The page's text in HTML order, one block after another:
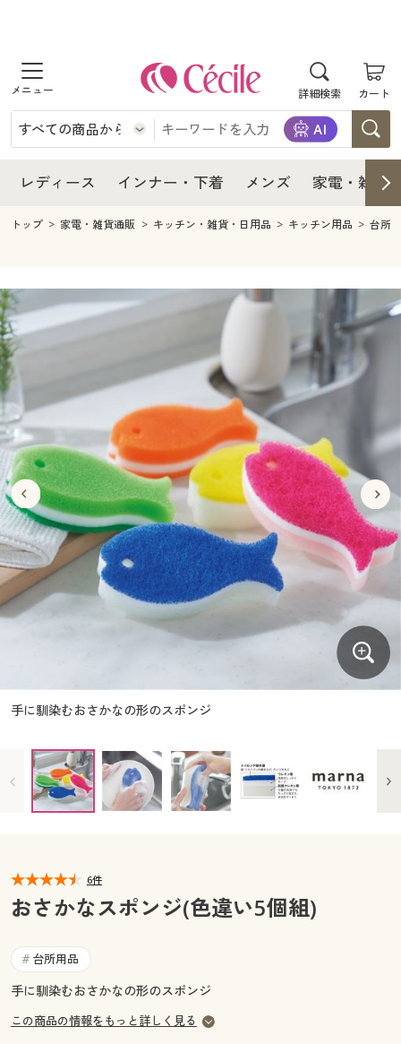
詳細検索 カート
商品を探す
レディース
レディースファッション
インナー・下着
インナー・下着通販すべて
メンズ下着
ジュニア・ティーンズ下着
メンズ
メンズファッション
家電・雑貨すべて
キッチン・雑貨・日用品
寝具・インテリア・家具
寝具・インテリア・家具通販すべて
寝具・ベッド
カーテン・ラグ・ファブリック
美容・健康通販すべて
美容・健康・サプリメント
制服・スクール
制服・スクールすべて
制服・学生服
ジュニア・ティーンズ下着
大きいサイズ
大きいサイズ通販すべて
大きいサイズ レディース服
大きいサイズ レディース下着
バーゲン
バーゲンセール
シークレットセール
詳細検索
商品カテゴリ一覧
カタログ・チラシからのご注文
デジタルカタログ
カタログ無料プレゼント
マイページ
閲覧履歴
お気に入り
レディース インナー・下着 メンズ 家電・雑貨
レディース
レディース通販すべて
レディースファッション
インナー・下着
インナー・下着通販すべて
ジュニア・ティーンズ下着
メンズ
メンズ下着
家電
寝具・インテリア・家具通販すべて
寝具・ベッド
カーテン・ラグ・ファブリック
美容・健康
美容・健康・サプリメント
制服・スクールすべて
制服・学生服
ジュニア・ティーンズ下着
大きいサイズ
大きいサイズ通販すべて
大きいサイズ レディース服
大きいサイズ レディース下着
大きいサイズ メンズ
バーゲン
バーゲンセール
シークレットセール
詳細検索
商品カテゴリ一覧
カタログ
カタログ・チラシからのご注文
カタログ無料プレゼント
会員メニュー
閲覧履歴
サポート
ご利用ガイド
トップ 家電・雑貨通販 キッチン・雑貨・日用品 キッチン用品 台所
手に馴染むおさかなの形のスポンジ
6件
おさかなスポンジ(色違い5個組)
# 台所用品
手に馴染むおさかなの形のスポンジ
この商品の情報をもっと詳しく見る